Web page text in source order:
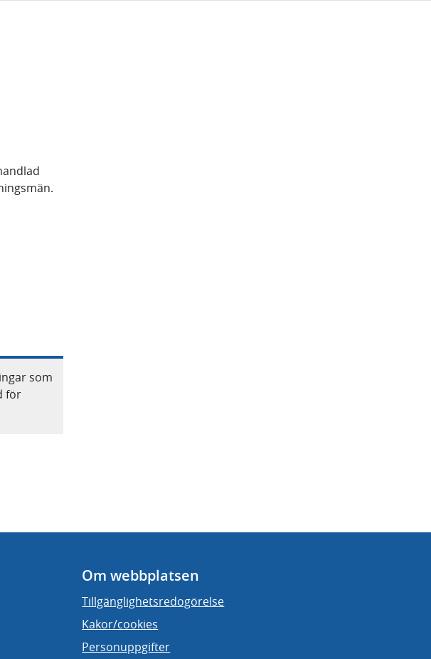
som
för
Om webbplatsen
Tillgänglighetsredogörelse
Kakor/cookies
Personuppgifter